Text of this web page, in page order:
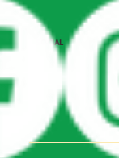
SOCIAL